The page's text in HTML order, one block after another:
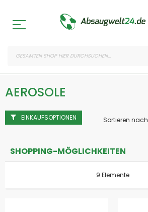
AEROSOLE
9 Elemente
Sortieren nach
EINKAUFSOPTIONEN
SHOPPING-MÖGLICHKEITEN